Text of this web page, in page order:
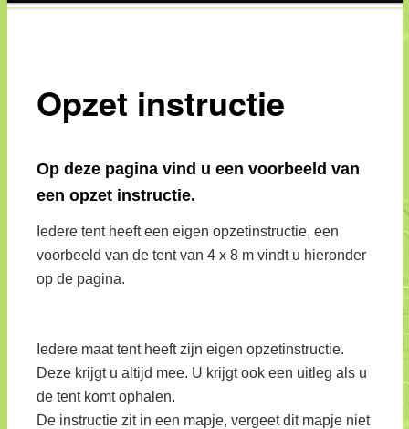
Opzet instructie
Op deze pagina vind u een voorbeeld van
een opzet instructie.
Iedere tent heeft een eigen opzetinstructie, een
voorbeeld van de tent van 4 x 8 m vindt u hieronder
op de pagina.
Iedere maat tent heeft zijn eigen opzetinstructie.
Deze krijgt u altijd mee. U krijgt ook een uitleg als u
de tent komt ophalen.
De instructie zit in een mapje, vergeet dit mapje niet